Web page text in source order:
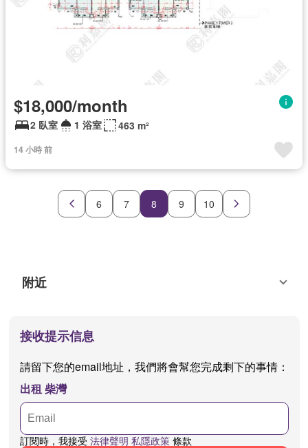
$18,000/month
2 臥室 1 浴室 463 m²
14 小時 前
6 7 8 9 10
附近
接收提示信息
請留下您的email地址，我們將會幫您完成剩下的事情：
出租 柴灣
訂閱時，我接受 法律聲明 私隱政策條款